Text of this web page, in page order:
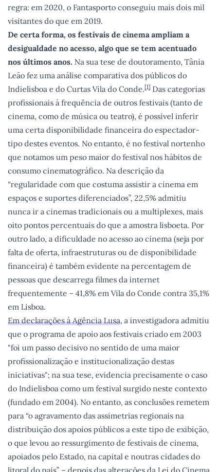
regra: em 2020, o Fantasporto conseguiu mais dois mil
visitantes do que em 2019.
De certa forma, os festivais de cinema ampliam a
desigualdade no acesso, algo que se tem acentuado
nos últimos anos. Na sua tese de doutoramento, Tânia
Leão fez uma análise comparativa dos públicos do
Indielisboa e do Curtas Vila do Conde.[1] Das categorias
profissionais à frequência de outros festivais (tanto de
cinema, como de música ou teatro), é possível inferir
uma certa disponibilidade financeira do espectador-
tipo destes eventos. No entanto, é no festival nortenho
que notamos um peso maior do festival nos hábitos de
consumo cinematográfico. Na descrição da
“regularidade com que costuma assistir a cinema em
espaços e suportes diferenciados”, 22,5% admitiu
nunca ir a cinemas tradicionais ou a multiplexes, mais
oito pontos percentuais do que a amostra lisboeta. Por
outro lado, a dificuldade no acesso ao cinema (seja por
falta de oferta, infraestruturas ou de disponibilidade
financeira) é também evidente na percentagem de
pessoas que descarrega filmes da internet
frequentemente – 41,8% em Vila do Conde contra 35,1%
em Lisboa.
Em declarações à Agência Lusa, a investigadora admitiu
que o programa de apoio aos festivais criado em 2003
"foi um passo decisivo no sentido de uma maior
profissionalização e institucionalização destas
iniciativas"; na sua tese, evidencia precisamente o caso
do Indielisboa como um festival surgido neste contexto
(fundado em 2004). No entanto, as conclusões remetem
para “o agravamento das assimetrias regionais na
distribuição dos apoios públicos a este tipo de exibição,
o que levou ao ressurgimento de festivais de cinema,
apoiados pelo Estado, na capital e noutras cidades do
litoral do país” – depois das alterações da Lei do Cinema